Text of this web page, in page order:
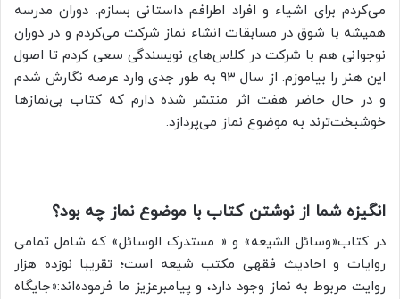
می‌کردم برای اشیاء و افراد اطرافم داستانی بسازم. دوران مدرسه
همیشه با شوق در مسابقات انشاء نماز شرکت می‌کردم و در دوران
نوجوانی هم با شرکت در کلاس‌های نویسندگی سعی کردم تا اصول
این هنر را بیاموزم. از سال ۹۳ به طور جدی وارد عرصه نگارش شدم
و در حال حاضر هفت اثر منتشر شده دارم که کتاب بی‌نمازها
خوشبخت‌ترند به موضوع نماز می‌پردازد.
انگیزه شما از نوشتن کتاب با موضوع نماز چه بود؟
در کتاب«وسائل الشیعه» و « مستدرک الوسائل» که شامل تمامی
روایات و احادیث فقهی مکتب شیعه است؛ تقریبا نوزده هزار
روایت مربوط به نماز وجود دارد، و پیامبرعزیز ما فرموده‌اند:«جایگاه